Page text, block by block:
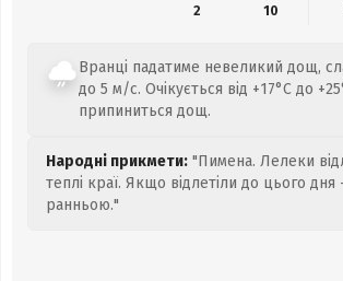
2
10
Вранці падатиме невеликий дощ,
до 5 м/с. Очікується від +17°C до
припиниться дощ.
Народні прикмети: "Пимена. Лелеки
теплі краї. Якщо відлетіли до цього
ранньою."